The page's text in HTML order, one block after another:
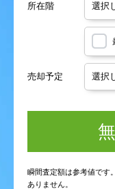
所在階
売却予定
瞬間査定額は参考値です
ありません。